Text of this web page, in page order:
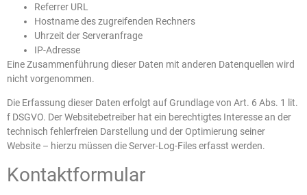
Referrer URL
Hostname des zugreifenden Rechners
Uhrzeit der Serveranfrage
IP-Adresse
Eine Zusammenführung dieser Daten mit anderen Datenquellen wird
nicht vorgenommen.
Die Erfassung dieser Daten erfolgt auf Grundlage von Art. 6 Abs. 1 lit.
f DSGVO. Der Websitebetreiber hat ein berechtigtes Interesse an der
technisch fehlerfreien Darstellung und der Optimierung seiner
Website – hierzu müssen die Server-Log-Files erfasst werden.
Kontaktformular